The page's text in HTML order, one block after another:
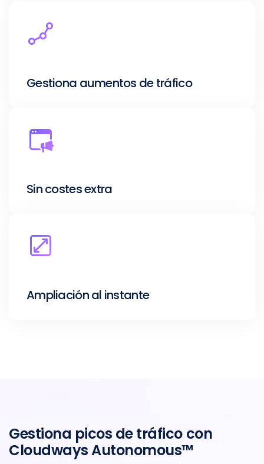
Gestiona aumentos de tráfico
Sin costes extra
Ampliación al instante
Gestiona picos de tráfico con
Cloudways Autonomous™